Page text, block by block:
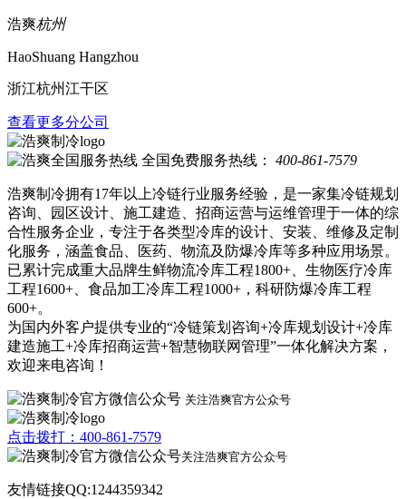
浩爽杭州
HaoShuang Hangzhou
浙江杭州江干区
查看更多分公司
全国免费服务热线： 400-861-7579
浩爽制冷拥有17年以上冷链行业服务经验，是一家集冷链规划
咨询、园区设计、施工建造、招商运营与运维管理于一体的综
合性服务企业，专注于各类型冷库的设计、安装、维修及定制
化服务，涵盖食品、医药、物流及防爆冷库等多种应用场景。
已累计完成重大品牌生鲜物流冷库工程1800+、生物医疗冷库
工程1600+、食品加工冷库工程1000+，科研防爆冷库工程
600+。
为国内外客户提供专业的“冷链策划咨询+冷库规划设计+冷库
建造施工+冷库招商运营+智慧物联网管理”一体化解决方案，
欢迎来电咨询！
关注浩爽官方公众号
点击拨打：400-861-7579
关注浩爽官方公众号
友情链接QQ:1244359342